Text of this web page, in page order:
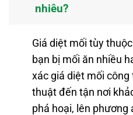
nhiêu?
Giá diệt mối tùy
bạn bị mối ăn nhiều
xác giá diệt mối
thuật đến tận nơi
phá hoại, lên phương